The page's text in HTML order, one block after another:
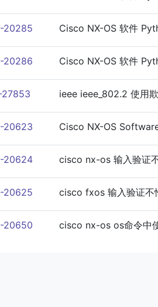
20285 Cisco NX-OS 软件
20286 Cisco NX-OS 软件
27853 ieee ieee_802.2 使用
20623 Cisco NX-OS
20624 cisco nx-os 输入验证
20625 cisco fxos 输入验证不
20650 cisco nx-os os命令中